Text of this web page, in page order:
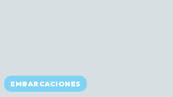
EMBARCACIONES